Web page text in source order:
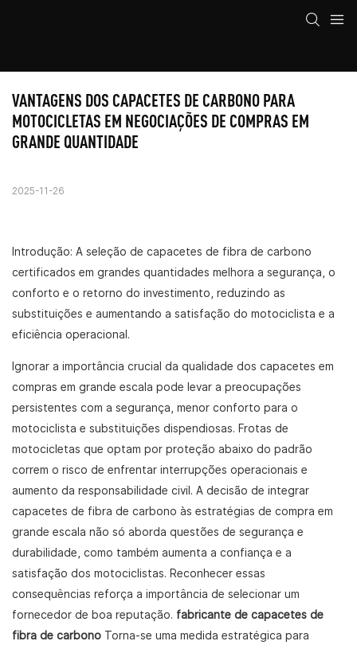
VANTAGENS DOS CAPACETES DE CARBONO PARA
MOTOCICLETAS EM NEGOCIAÇÕES DE COMPRAS EM
GRANDE QUANTIDADE
2025-11-26
Introdução: A seleção de capacetes de fibra de carbono
certificados em grandes quantidades melhora a segurança, o
conforto e o retorno do investimento, reduzindo as
substituições e aumentando a satisfação do motociclista e a
eficiência operacional.
Ignorar a importância crucial da qualidade dos capacetes em
compras em grande escala pode levar a preocupações
persistentes com a segurança, menor conforto para o
motociclista e substituições dispendiosas. Frotas de
motocicletas que optam por proteção abaixo do padrão
correm o risco de enfrentar interrupções operacionais e
aumento da responsabilidade civil. A decisão de integrar
capacetes de fibra de carbono às estratégias de compra em
grande escala não só aborda questões de segurança e
durabilidade, como também aumenta a confiança e a
satisfação dos motociclistas. Reconhecer essas
consequências reforça a importância de selecionar um
fornecedor de boa reputação. fabricante de capacetes de
fibra de carbono Torna-se uma medida estratégica para